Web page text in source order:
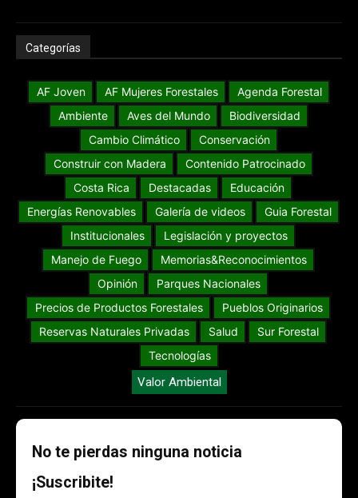
Categorías
AF Joven AF Mujeres Forestales
Agenda Forestal
Ambiente
Aves del Mundo
Biodiversidad
Cambio Climático
Conservación
Construir con Madera
Contenido Patrocinado
Costa Rica
Destacadas
Educación
Energías Renovables
Galería de videos
Guia Forestal
Institucionales
Legislación y proyectos
Manejo de Fuego
Memorias&Reconocimientos
Opinión
Parques Nacionales
Precios de Productos Forestales
Pueblos Originarios
Reservas Naturales Privadas
Salud
Sur Forestal
Tecnologías
Valor Ambiental
No te pierdas ninguna noticia
¡Suscribite!